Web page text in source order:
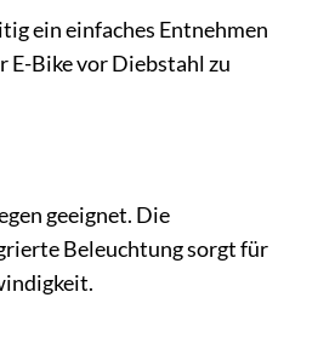
ein einfaches Entnehmen
E-Bike vor Diebstahl zu
geeignet. Die
Beleuchtung sorgt für